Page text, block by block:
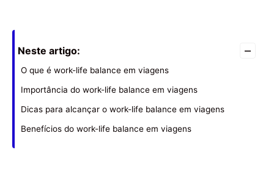
Neste artigo: –
O que é work-life balance em viagens
Importância do work-life balance em viagens
Dicas para alcançar o work-life balance em viagens
Benefícios do work-life balance em viagens